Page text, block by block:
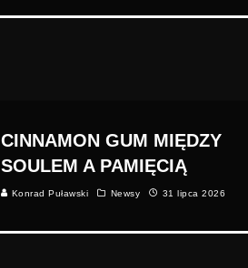
CINNAMON GUM MIĘDZY
SOULEM A PAMIĘCIĄ
Konrad Puławski Newsy 31 lipca 2026